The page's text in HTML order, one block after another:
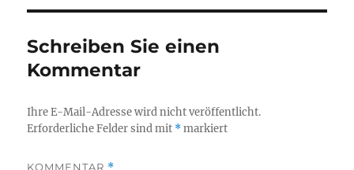
Schreiben Sie einen
Kommentar
Ihre E-Mail-Adresse wird nicht veröffentlicht.
Erforderliche Felder sind mit *markiert
KOMMENTAR *